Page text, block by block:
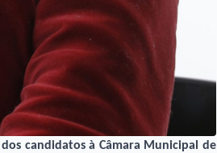
candidatos à Câmara Municipal de